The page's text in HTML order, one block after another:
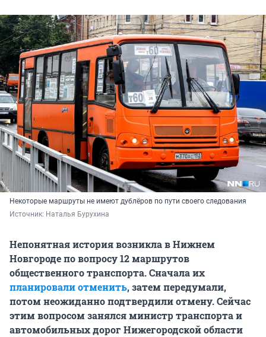
Некоторые маршруты не имеют дублёров по пути своего следования
Источник: Наталья Бурухина
Непонятная история возникла в Нижнем
Новгороде по вопросу 12 маршрутов
общественного транспорта. Сначала их
планировали отменить, затем передумали,
потом неожиданно подтвердили отмену. Сейчас
этим вопросом занялся министр транспорта и
автомобильных дорог Нижегородской области